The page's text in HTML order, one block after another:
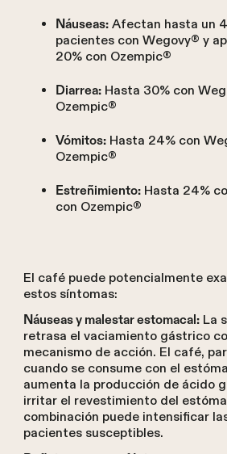
Náuseas:Afectan hasta un
pacientes con Wegovy® y
20% con Ozempic®
Diarrea:Hasta 30% con
Ozempic®
Vómitos:Hasta 24% con
Ozempic®
Estreñimiento:Hasta 24%
con Ozempic®
El café puede potencialmente
estos síntomas:
Náuseas y malestar estomacal:La
retrasa el vaciamiento gástrico
mecanismo de acción. El café,
cuando se consume con el
aumenta la producción de ácido
irritar el revestimiento del
combinación puede intensificar
pacientes susceptibles.